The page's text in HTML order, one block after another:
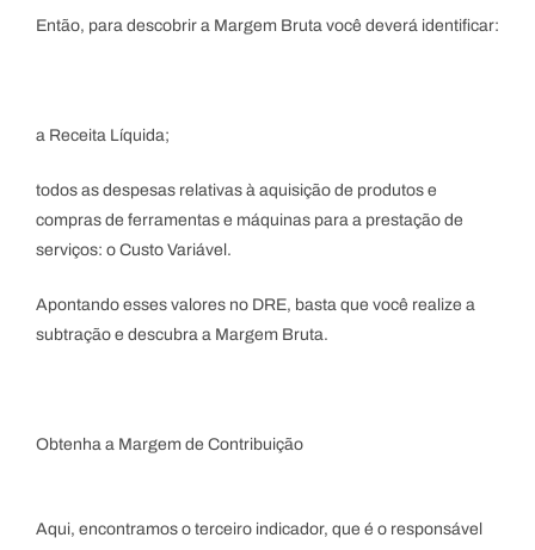
Então, para descobrir a Margem Bruta você deverá identificar:
a Receita Líquida;
todos as despesas relativas à aquisição de produtos e
compras de ferramentas e máquinas para a prestação de
serviços: o Custo Variável.
Apontando esses valores no DRE, basta que você realize a
subtração e descubra a Margem Bruta.
Obtenha a Margem de Contribuição
Aqui, encontramos o terceiro indicador, que é o responsável